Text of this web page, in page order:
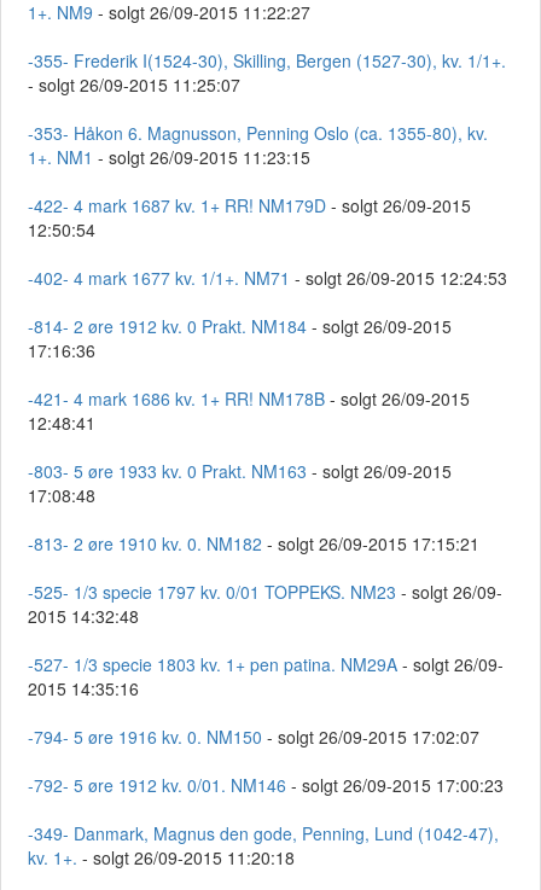
1+. NM9 - solgt 26/09-2015 11:22:27
-355- Frederik I(1524-30), Skilling, Bergen (1527-30), kv. 1/1+.
- solgt 26/09-2015 11:25:07
-353- Håkon 6. Magnusson, Penning Oslo (ca. 1355-80), kv.
1+. NM1 - solgt 26/09-2015 11:23:15
-422- 4 mark 1687 kv. 1+ RR! NM179D - solgt 26/09-2015
12:50:54
-402- 4 mark 1677 kv. 1/1+. NM71 - solgt 26/09-2015 12:24:53
-814- 2 øre 1912 kv. 0 Prakt. NM184 - solgt 26/09-2015
17:16:36
-421- 4 mark 1686 kv. 1+ RR! NM178B - solgt 26/09-2015
12:48:41
-803- 5 øre 1933 kv. 0 Prakt. NM163 - solgt 26/09-2015
17:08:48
-813- 2 øre 1910 kv. 0. NM182 - solgt 26/09-2015 17:15:21
-525- 1/3 specie 1797 kv. 0/01 TOPPEKS. NM23 - solgt 26/09-
2015 14:32:48
-527- 1/3 specie 1803 kv. 1+ pen patina. NM29A - solgt 26/09-
2015 14:35:16
-794- 5 øre 1916 kv. 0. NM150 - solgt 26/09-2015 17:02:07
-792- 5 øre 1912 kv. 0/01. NM146 - solgt 26/09-2015 17:00:23
-349- Danmark, Magnus den gode, Penning, Lund (1042-47),
kv. 1+. - solgt 26/09-2015 11:20:18